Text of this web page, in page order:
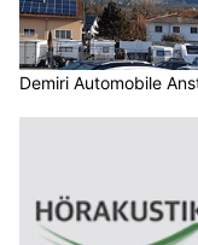
Demiri Automobile